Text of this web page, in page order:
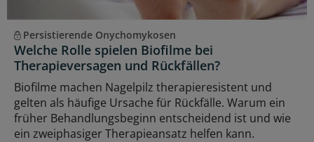
Persistierende Onychomykosen
Welche Rolle spielen Biofilme bei
Therapieversagen und Rückfällen?
Biofilme machen Nagelpilz therapieresistent und
gelten als häufige Ursache für Rückfälle. Warum ein
früher Behandlungsbeginn entscheidend ist und wie
ein zweiphasiger Therapieansatz helfen kann.